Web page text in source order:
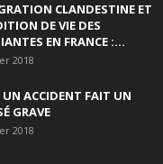
CLANDESTINE ET
DE VIE DES
EN FRANCE :...
2018
UN ACCIDENT FAIT UN
GRAVE
2018